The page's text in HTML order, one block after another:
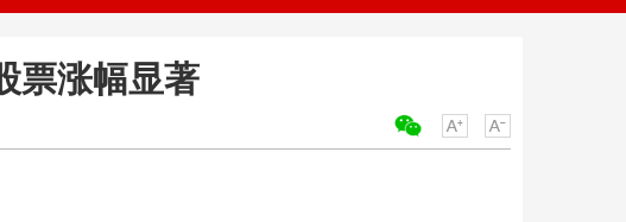
票涨幅显著